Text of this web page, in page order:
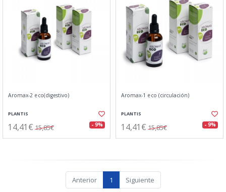
Aromax-2 eco(digestivo)
PLANTIS
14,41€ 15,85€ - 9%
Aromax-1 eco (circulación)
PLANTIS
14,41€ 15,85€ - 9%
Anterior 1 Siguiente